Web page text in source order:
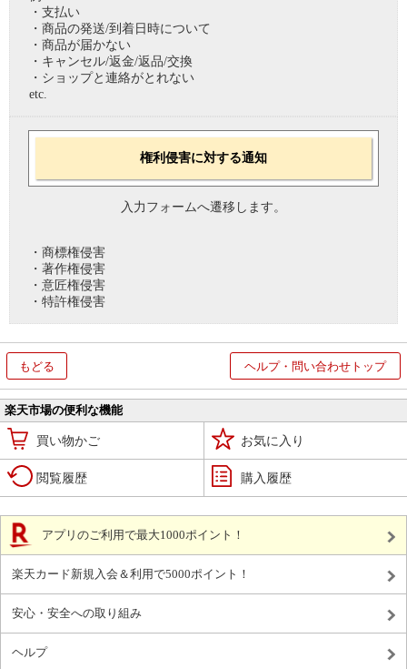
・支払い
・商品の発送/到着日時について
・商品が届かない
・キャンセル/返金/返品/交換
・ショップと連絡がとれない
etc.
権利侵害に対する通知
入力フォームへ遷移します。
・商標権侵害
・著作権侵害
・意匠権侵害
・特許権侵害
もどる ヘルプ・問い合わせトップ
楽天市場の便利な機能
買い物かご お気に入り
閲覧履歴 購入履歴
アプリのご利用で最大1000ポイント！
楽天カード新規入会＆利用で5000ポイント！
安心・安全への取り組み
ヘルプ